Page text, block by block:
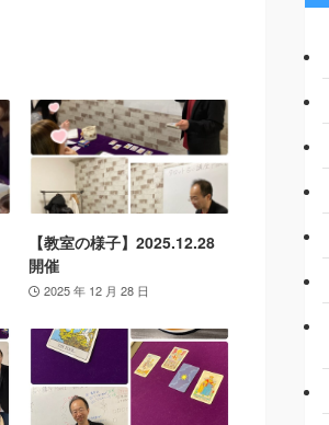
【教室の様子】2025.12.28
開催
2025 年 12 月 28 日